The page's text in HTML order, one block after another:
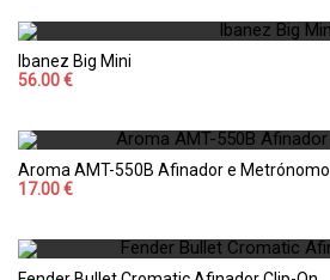
Ibanez Big Mini
56.00 €
Aroma AMT-550B Afinador e Metrónomo
17.00 €